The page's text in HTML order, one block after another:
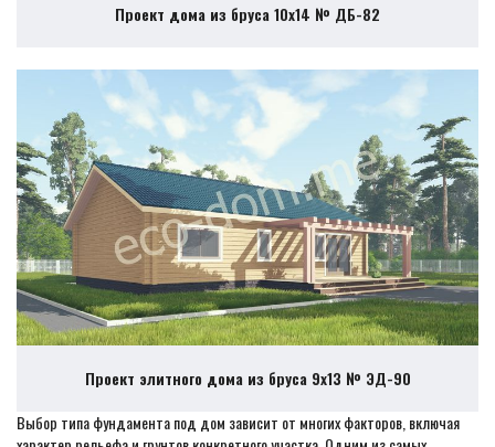
Проект дома из бруса 10х14 № ДБ-82
Проект элитного дома из бруса 9х13 № ЭД-90
Выбор типа фундамента под дом зависит от многих факторов, включая